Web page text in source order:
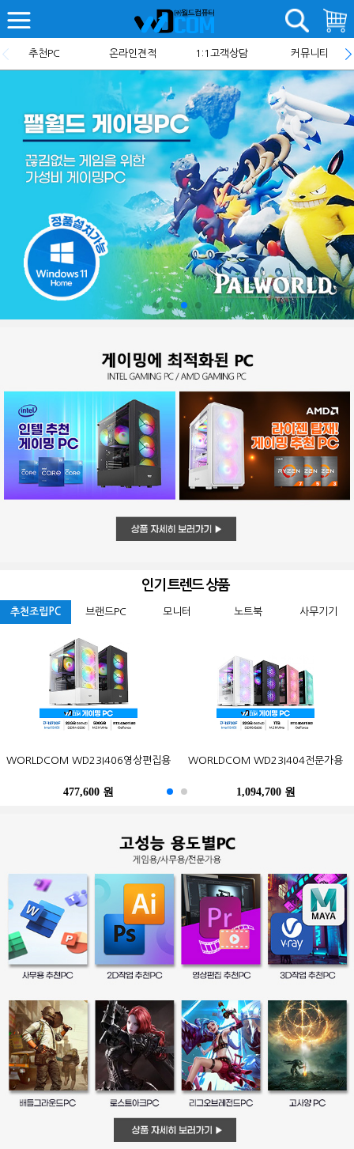
추천PC 온라인견적 1:1고객상담 커뮤니티
인기 트렌드 상품
추천조립PC 브랜드PC 모니터 노트북 사무기기
WORLDCOM WD23I406영상편집용
477,600 원
WORLDCOM WD23I404전문가용
1,094,700 원
120W nonVESA M.2 대원씨티에스
588,600 원
1605 M2 피씨디렉트 (4GB, M2
522,500 원
삼성전자 오디세이 G5 C32G54T
369,000 원
LG전자 울트라기어 24GN600
218,000 원
삼성전자 2019 노트북9 Always
NT930XBE-K58 (기본)
1,580,500 원
포유디지탈 iMUZ 컨버터 탭 14 PRO
(SSD 256GB)
469,800 원
삼성전자 잉크젯 플러스S 정품 무한
SL-T1670 (무한잉크)
179,000 원
Epson 정품 무한 L3256 (무한잉크)
273,800 원